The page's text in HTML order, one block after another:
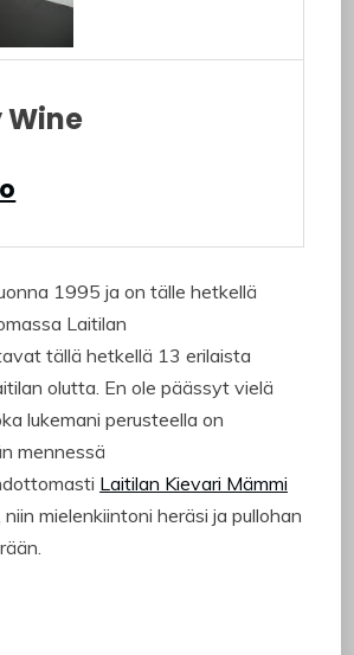
1995 ja on tälle hetkellä
Laitilan
tällä hetkellä 13 erilaista
olutta. En ole päässyt vielä
lukemani perusteella on
mennessä
Laitilan Kievari Mämmi
mielenkiintoni heräsi ja pullohan